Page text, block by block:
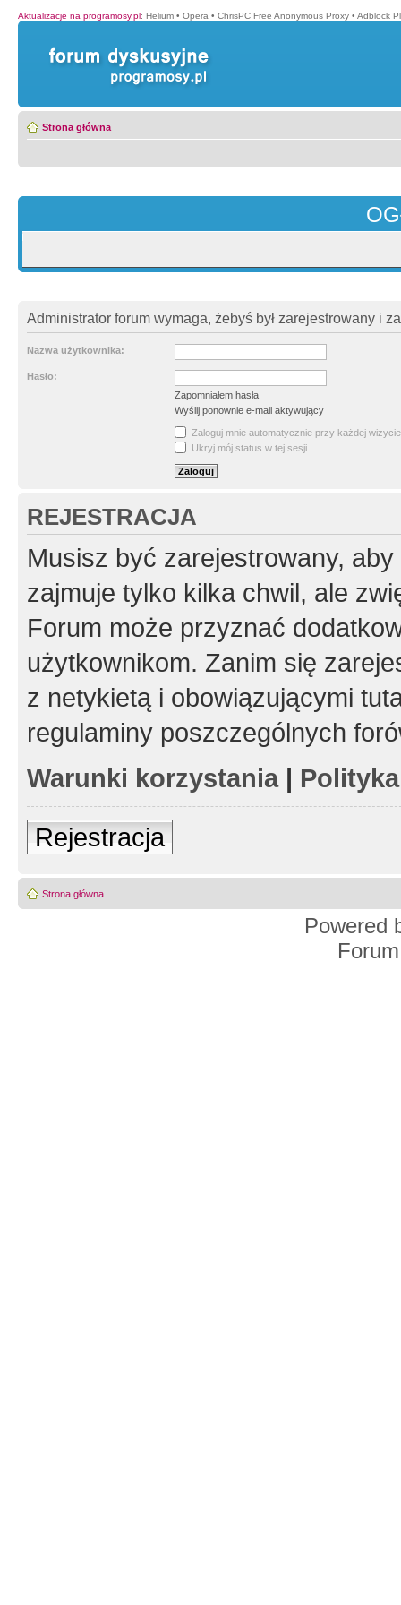
Aktualizacje na programosy.pl: Helium • Opera • ChrisPC Free Anonymous Proxy • Adblock
Strona główna
Administrator forum wymaga, żebyś był zarejestrowany i
Nazwa użytkownika:
Hasło:
Zapomniałem hasła
Wyślij ponownie e-mail aktywujący
Zaloguj mnie automatycznie przy każdej wizycie
Ukryj mój status w tej sesji
REJESTRACJA
Musisz być zarejestrowany,
zajmuje tylko kilka chwil, ale
Forum może przyznać
użytkownikom. Zanim się
z netykietą i obowiązującymi
regulaminy poszczególnych
Warunki korzystania|
Rejestracja
Strona główna
Powered